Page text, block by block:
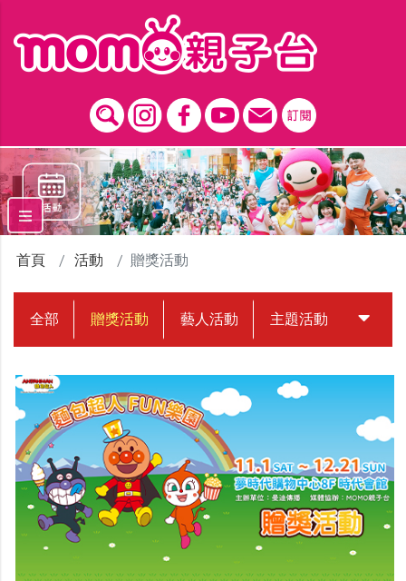
首頁 活動 贈獎活動
全部 贈獎活動 藝人活動 主題活動 中獎名